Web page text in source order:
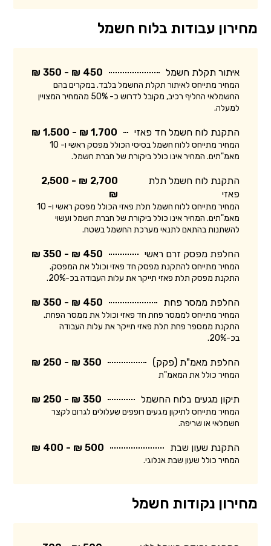
מחירון עבודות בלוח חשמל
איתור תקלת חשמל 450 ₪ - 350 ₪
המחיר מתייחס לאיתור תקלת החשמל בלבד. במקרים בהם
החשמלאי החליף רכיב, מקובל לדרוש כ- 50% מהמחיר המצויין
למעלה.
התקנת לוח חשמל חד פאזי 1,700 ₪ - 1,500 ₪
המחיר מתייחס ללוח חשמל בסיסי הכולל מפסק ראשי ו- 10
מאמ"תים. המחיר אינו כולל ביקורת של חברת חשמל.
התקנת לוח חשמל תלת
פאזי
2,700 ₪ - 2,500
₪
המחיר מתייחס ללוח חשמל תלת פאזי הכולל מפסק ראשי ו- 10
מאמ"תים. המחיר אינו כולל ביקורת של חברת חשמל ועשוי
להשתנות בהתאם לתנאי מערכת החשמל בשטח.
החלפת מפסק זרם ראשי 450 ₪ - 350 ₪
המחיר מתייחס להתקנת מפסק חד פאזי וכולל את המפסק.
התקנת מפסק תלת פאזי תייקר את עלות העבודה בכ-20%.
החלפת ממסר פחת 450 ₪ - 350 ₪
המחיר מתייחס לממסר פחת חד פאזי וכולל את ממסר הפחת.
התקנת ממספר פחת תלת פאזי תייקר את עלות העבודה
בכ-20%.
החלפת מאמ"ת (פקק) 350 ₪ - 250 ₪
המחיר כולל את המאמ"ת
תיקון מגעים בלוח החשמל 350 ₪ - 250 ₪
המחיר מתייחס לתיקון מגעים רופפים שעלולים לגרום לקצר
חשמלאי או שריפה.
התקנת שעון שבת 500 ₪ - 400 ₪
המחיר כולל שעון שבת אנלוגי.
מחירון נקודות חשמל